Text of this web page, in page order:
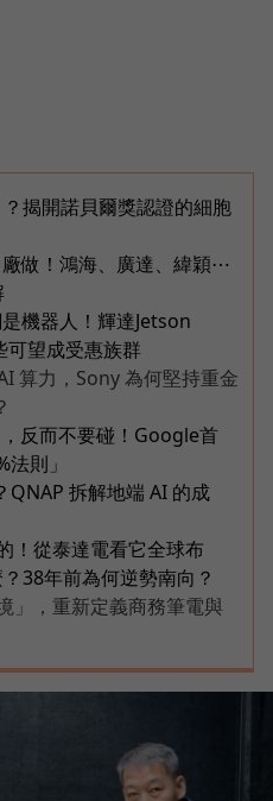
揭開諾貝爾獎認證的細胞
做！鴻海、廣達、緯穎⋯
機器人！輝達Jetson
望成受惠族群
算力，Sony 為何堅持重金
反而不要碰！Google首
則」
QNAP 拆解地端 AI 的成
！從泰達電看它全球布
38年前為何逆勢南向？
」，重新定義商務筆電與